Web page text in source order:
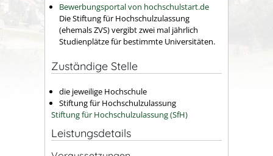
Bewerbungsportal von hochschulstart.de
Die Stiftung für Hochschulzulassung
(ehemals ZVS) vergibt zwei mal jährlich
Studienplätze für bestimmte Universitäten.
Zuständige Stelle
die jeweilige Hochschule
Stiftung für Hochschulzulassung
Stiftung für Hochschulzulassung (SfH)
Leistungsdetails